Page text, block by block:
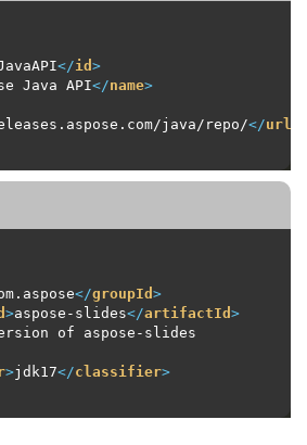
</id >
Java API</name>
java/repo/</url
</groupId >
>aspose-slides</artifactId >
of aspose-slides
>jdk17</classifier>